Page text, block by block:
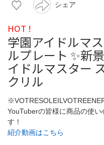
シェア
HOT !
学園アイドルマ
ルプレート ✨新
イドルマスター
クリル
YouTuberの皆様に商品の使
す！
紹介動画はこちら